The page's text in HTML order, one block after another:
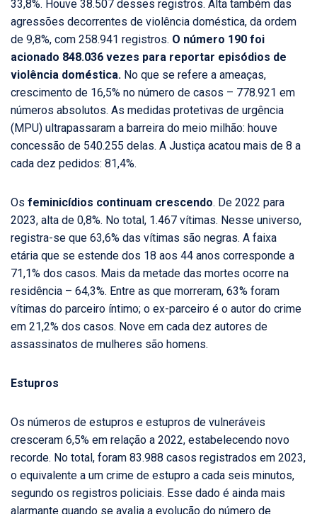
33,8%. Houve 38.507 desses registros. Alta também das
agressões decorrentes de violência doméstica, da ordem
de 9,8%, com 258.941 registros. O número 190 foi
acionado 848.036 vezes para reportar episódios de
violência doméstica. No que se refere a ameaças,
crescimento de 16,5% no número de casos – 778.921 em
números absolutos. As medidas protetivas de urgência
(MPU) ultrapassaram a barreira do meio milhão: houve
concessão de 540.255 delas. A Justiça acatou mais de 8 a
cada dez pedidos: 81,4%.
Os feminicídios continuam crescendo. De 2022 para
2023, alta de 0,8%. No total, 1.467 vítimas. Nesse universo,
registra-se que 63,6% das vítimas são negras. A faixa
etária que se estende dos 18 aos 44 anos corresponde a
71,1% dos casos. Mais da metade das mortes ocorre na
residência – 64,3%. Entre as que morreram, 63% foram
vítimas do parceiro íntimo; o ex-parceiro é o autor do crime
em 21,2% dos casos. Nove em cada dez autores de
assassinatos de mulheres são homens.
Estupros
Os números de estupros e estupros de vulneráveis
cresceram 6,5% em relação a 2022, estabelecendo novo
recorde. No total, foram 83.988 casos registrados em 2023,
o equivalente a um crime de estupro a cada seis minutos,
segundo os registros policiais. Esse dado é ainda mais
alarmante quando se avalia a evolução do número de